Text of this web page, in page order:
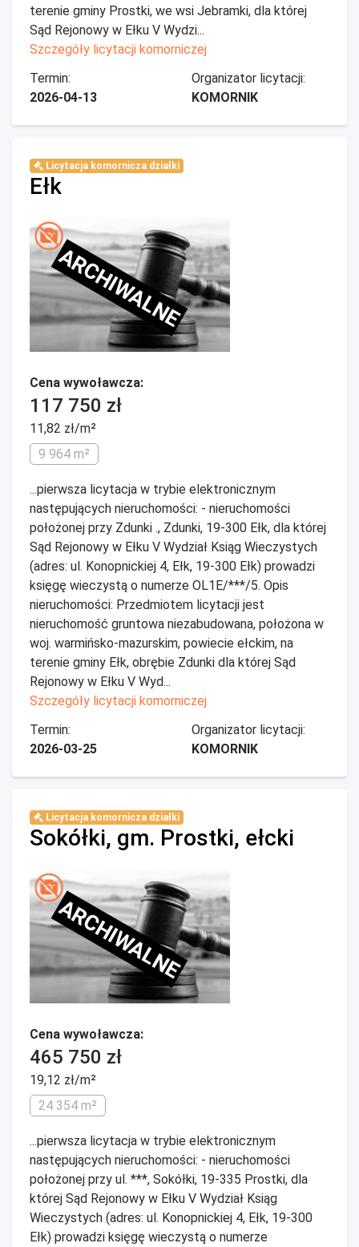
terenie gminy Prostki, we wsi Jebramki, dla której
Sąd Rejonowy w Ełku V Wydzi...
Szczegóły licytacji komorniczej
Termin:
2026-04-13
Organizator licytacji:
KOMORNIK
Licytacja komornicza działki
Ełk
ARCHIWALNE
Cena wywoławcza:
117 750 zł
11,82 zł/m²
9 964 m²
...pierwsza licytacja w trybie elektronicznym
następujących nieruchomości: - nieruchomości
położonej przy Zdunki ., Zdunki, 19-300 Ełk, dla której
Sąd Rejonowy w Ełku V Wydział Ksiąg Wieczystych
(adres: ul. Konopnickiej 4, Ełk, 19-300 Ełk) prowadzi
księgę wieczystą o numerze OL1E/***/5. Opis
nieruchomości: Przedmiotem licytacji jest
nieruchomość gruntowa niezabudowana, położona w
woj. warmińsko-mazurskim, powiecie ełckim, na
terenie gminy Ełk, obrębie Zdunki dla której Sąd
Rejonowy w Ełku V Wyd...
Szczegóły licytacji komorniczej
Termin:
2026-03-25
Organizator licytacji:
KOMORNIK
Licytacja komornicza działki
Sokółki, gm. Prostki, ełcki
ARCHIWALNE
Cena wywoławcza:
465 750 zł
19,12 zł/m²
24 354 m²
...pierwsza licytacja w trybie elektronicznym
następujących nieruchomości: - nieruchomości
położonej przy ul. ***, Sokółki, 19-335 Prostki, dla
której Sąd Rejonowy w Ełku V Wydział Ksiąg
Wieczystych (adres: ul. Konopnickiej 4, Ełk, 19-300
Ełk) prowadzi księgę wieczystą o numerze